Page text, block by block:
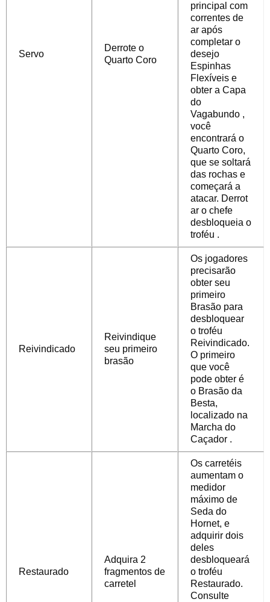
Servo
Derrote o
Quarto Coro
principal com
correntes de
ar após
completar o
desejo
Espinhas
Flexíveis e
obter a Capa
do
Vagabundo ,
você
encontrará o
Quarto Coro,
que se soltará
das rochas e
começará a
atacar. Derrot
ar o chefe
desbloqueia o
troféu .
Reivindicado
Reivindique
seu primeiro
brasão
Os jogadores
precisarão
obter seu
primeiro
Brasão para
desbloquear
o troféu
Reivindicado.
O primeiro
que você
pode obter é
o Brasão da
Besta,
localizado na
Marcha do
Caçador .
Restaurado
Adquira 2
fragmentos de
carretel
Os carretéis
aumentam o
medidor
máximo de
Seda do
Hornet, e
adquirir dois
deles
desbloqueará
o troféu
Restaurado.
Consulte